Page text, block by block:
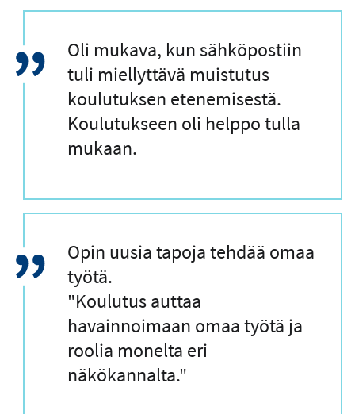
L
a
i
n
a
s
Oli mukava, kun sähköpostiin
tuli miellyttävä muistutus
koulutuksen etenemisestä.
Koulutukseen oli helppo tulla
mukaan.
L
a
i
n
a
u
Opin uusia tapoja tehdää omaa
työtä.
"Koulutus auttaa
havainnoimaan omaa työtä ja
roolia monelta eri
näkökannalta."